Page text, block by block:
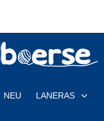
NEU LANERAS